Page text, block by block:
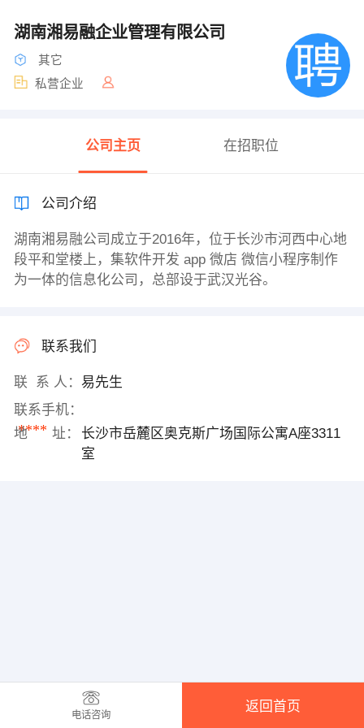
湖南湘易融企业管理有限公司
其它
私营企业
公司主页 在招职位
公司介绍
湖南湘易融公司成立于2016年，位于长沙市河西中心地
段平和堂楼上，集软件开发 app 微店 微信小程序制作
为一体的信息化公司，总部设于武汉光谷。
联系我们
联 系 人： 易先生
联系手机：
****
地 址：
长沙市岳麓区奥克斯广场国际公寓A座3311
室
电话咨询
返回首页